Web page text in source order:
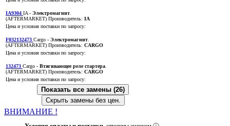
IA9304 IA- Электромагнит.
(AFTERMARKET) Производитель: IA
Цена и условия поставки по запросу:
F032132473 Cargo - Электромагнит.
(AFTERMARKET) Производитель: CARGO
Цена и условия поставки по запросу:
132473 Cargo - Втягивающее реле стартера.
(AFTERMARKET) Производитель: CARGO
Цена и условия поставки по запросу:
Показать все замены (26)
Скрыть замены без цен.
ВНИМАНИЕ !